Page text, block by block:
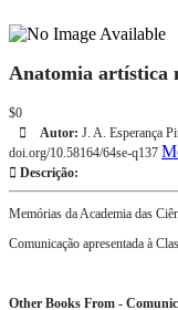
Anatomia artística
$0
Autor: J. A. Esperança
doi.org/10.58164/64se-q137
Descrição:
Memórias da Academia das
Comunicação apresentada à
Other Books From -